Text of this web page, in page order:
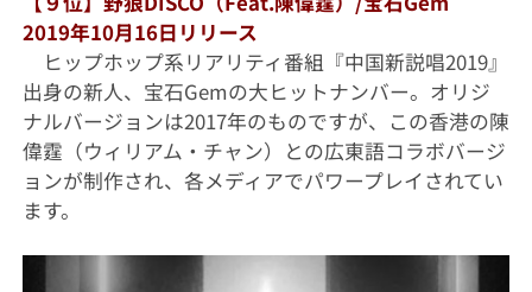
2019年10月16日リリース
ヒップホップ系リアリティ番組『中国新説唱2019』
出身の新人、宝石Gemの大ヒットナンバー。オリジ
ナルバージョンは2017年のものですが、この香港の陳
偉霆（ウィリアム・チャン）との広東語コラボバージ
ョンが制作され、各メディアでパワープレイされてい
ます。